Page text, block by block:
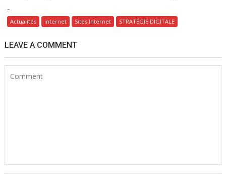
-
Actualités internet Sites Internet STRATÉGIE DIGITALE
LEAVE A COMMENT